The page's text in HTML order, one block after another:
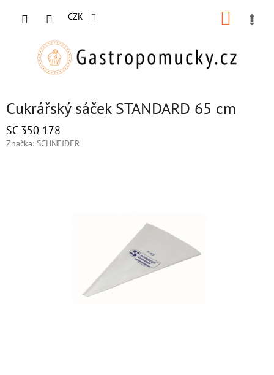
CZK
Cukrářský sáček STANDARD 65 cm
SC 350 178
Značka: SCHNEIDER